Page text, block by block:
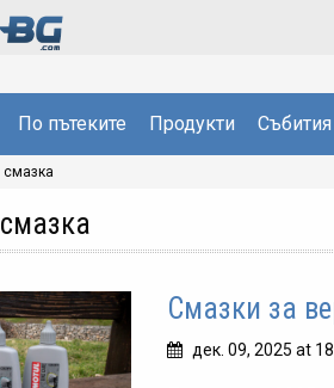
По пътеките Продукти Събития
смазка
смазка
Смазки за
дек. 09, 2025 at